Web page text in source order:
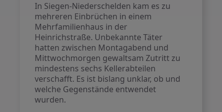
In Siegen-Niederschelden kam es zu
mehreren Einbrüchen in einem
Mehrfamilienhaus in der
Heinrichstraße. Unbekannte Täter
hatten zwischen Montagabend und
Mittwochmorgen gewaltsam Zutritt zu
mindestens sechs Kellerabteilen
verschafft. Es ist bislang unklar, ob und
welche Gegenstände entwendet
wurden.